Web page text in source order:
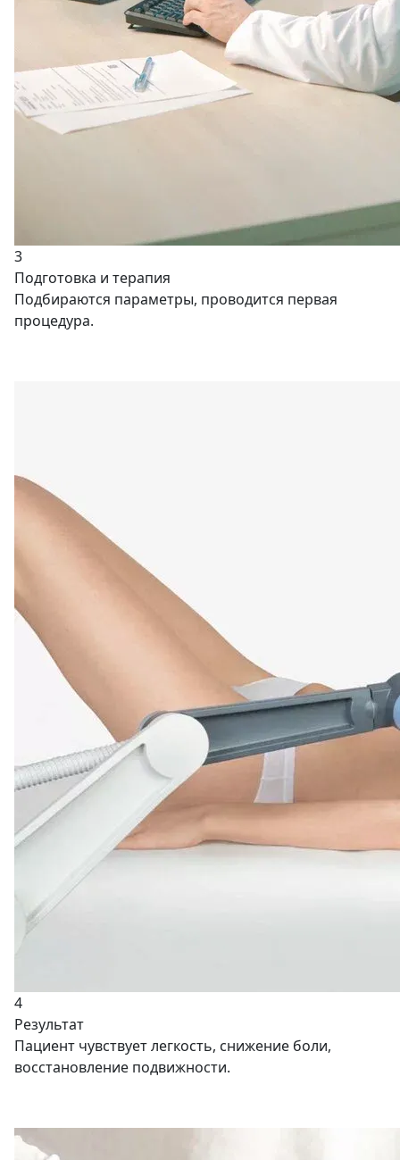
3
Подготовка и терапия
Подбираются параметры, проводится первая
процедура.
4
Результат
Пациент чувствует легкость, снижение боли,
восстановление подвижности.